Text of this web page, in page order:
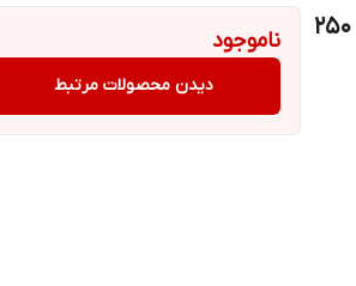
اسپری ضد تعریق زنانه داو اروپایی مدل Invisible dry حجم 250
ناموجود
دیدن محصولات مرتبط